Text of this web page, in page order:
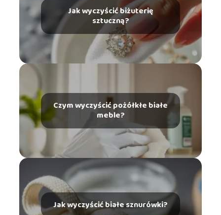
Jak wyczyścić biżuterię
sztuczną?
Czym wyczyścić pożółkłe białe
meble?
Jak wyczyścić białe sznurówki?